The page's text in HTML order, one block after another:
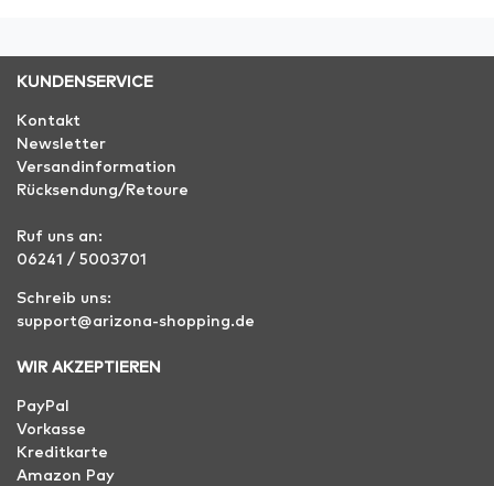
KUNDENSERVICE
Kontakt
Newsletter
Versandinformation
Rücksendung/Retoure
Ruf uns an:
06241 / 5003701
Schreib uns:
support@arizona-shopping.de
WIR AKZEPTIEREN
PayPal
Vorkasse
Kreditkarte
Amazon Pay